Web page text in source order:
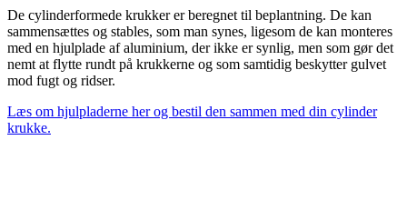
De cylinderformede krukker er beregnet til beplantning. De kan
sammensættes og stables, som man synes, ligesom de kan monteres
med en hjulplade af aluminium, der ikke er synlig, men som gør det
nemt at flytte rundt på krukkerne og som samtidig beskytter gulvet
mod fugt og ridser.
Læs om hjulpladerne her og bestil den sammen med din cylinder
krukke.